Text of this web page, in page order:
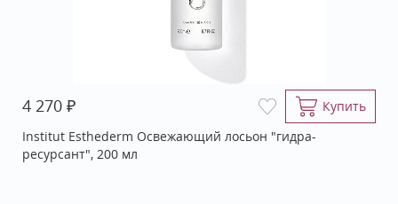
4 270 ₽
Купить
Institut Esthederm Освежающий лосьон "гидра-
ресурсант", 200 мл